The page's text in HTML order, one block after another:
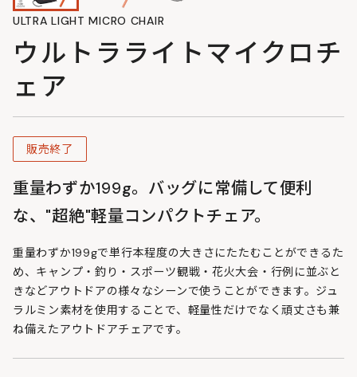
ULTRA LIGHT MICRO CHAIR
ウルトラライトマイクロチ
ェア
販売終了
重量わずか199g。バッグに常備して便利
な、"超絶"軽量コンパクトチェア。
重量わずか199gで単行本程度の大きさにたたむことができるた
め、キャンプ・釣り・スポーツ観戦・花火大会・行例に並ぶと
きなどアウトドアの様々なシーンで使うことができます。ジュ
ラルミン素材を使用することで、軽量性だけでなく頑丈さも兼
ね備えたアウトドアチェアです。